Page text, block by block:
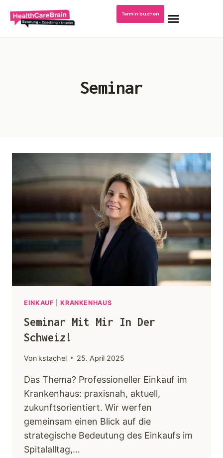
Publikationen
Keynotes
Faqs
Kontakt
Termin buchen
Seminar
EINKAUF |KRANKENHAUS
Seminar Mit Mir In Der
Schweiz!
Von kstachel 25. April 2025
Das Thema? Professioneller Einkauf im
Krankenhaus: praxisnah, aktuell,
zukunftsorientiert. Wir werfen
gemeinsam einen Blick auf die
strategische Bedeutung des Einkaufs im
Spitalalltag,…